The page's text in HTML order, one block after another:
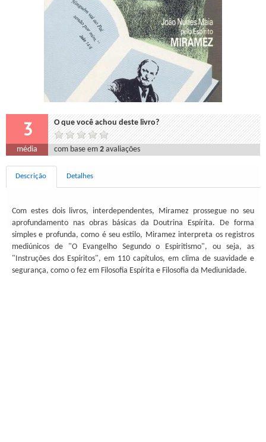
3 O que você achou deste livro?
média com base em2 avaliações
Descrição Detalhes
Com estes dois livros, interdependentes, Miramez prossegue no seu
aprofundamento nas obras básicas da Doutrina Espírita. De forma
simples e profunda, como é seu estilo, Miramez interpreta os registros
mediúnicos de "O Evangelho Segundo o Espiritismo", ou seja, as
"Instruções dos Espíritos", em 110 capítulos, em clima de suavidade e
segurança, como o fez em Filosofia Espírita e Filosofia da Mediunidade.